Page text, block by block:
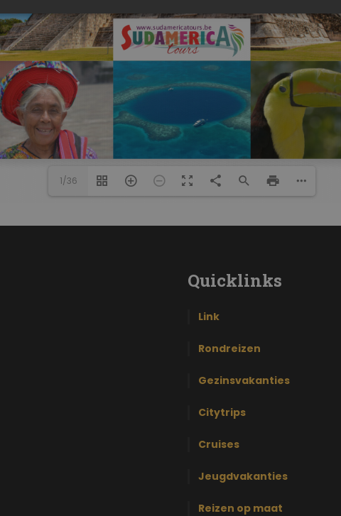
www.sudamericatours.be
1/36
Quicklinks
Link
Rondreizen
Gezinsvakanties
Citytrips
Cruises
Jeugdvakanties
Reizen op maat